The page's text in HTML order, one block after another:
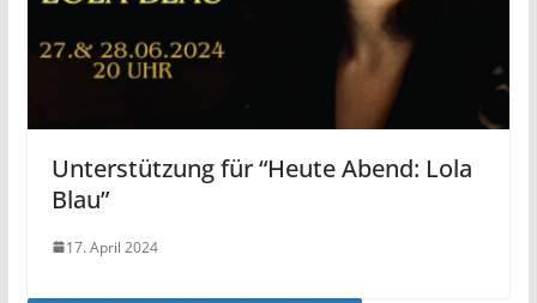
Unterstützung für “Heute Abend: Lola
Blau”
17. April 2024